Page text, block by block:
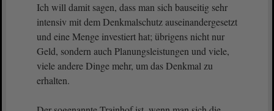
Ich will damit sagen, dass man sich bauseitig sehr
intensiv mit dem Denkmalschutz auseinandergesetzt
und eine Menge investiert hat; übrigens nicht nur
Geld, sondern auch Planungsleistungen und viele,
viele andere Dinge mehr, um das Denkmal zu
erhalten.